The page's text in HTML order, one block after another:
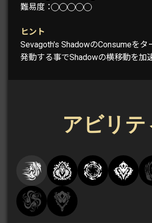
難易度：
ヒント
Sevagoth's ShadowのConsumeをタ
発動する事でShadowの横移動を加
アビリテ